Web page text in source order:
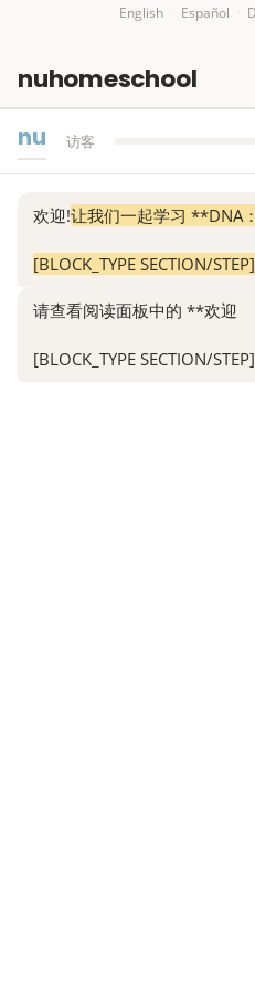
English Español
nuhomeschool
nu 访客
欢迎!让我们一起学习 **DNA
[BLOCK_TYPE SECTION/
请查看阅读面板中的 **欢迎
[BLOCK_TYPE SECTION/